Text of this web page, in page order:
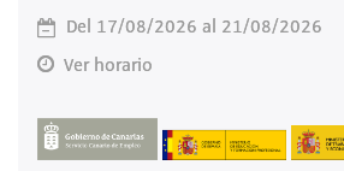
Del 17/08/2026 al 21/08/2026
Ver horario